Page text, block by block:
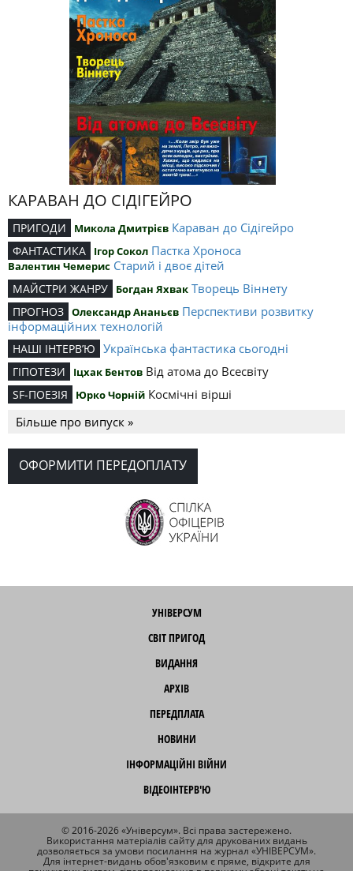
КАРАВАН ДО СІДІГЕЙРО
ПРИГОДИ Микола Дмитрієв Караван до Сідігейро
ФАНТАСТИКА Ігор Сокол Пастка Хроноса
Валентин Чемерис Старий і двоє дітей
МАЙСТРИ ЖАНРУ Богдан Яхвак Творець Віннету
ПРОГНОЗ Олександр Ананьєв Перспективи розвитку
інформаційних технологій
НАШІ ІНТЕРВ’Ю Українська фантастика сьогодні
ГІПОТЕЗИ Іцхак Бентов Від атома до Всесвіту
SF-ПОЕЗІЯ Юрко Чорній Космічні вірші
Більше про випуск »
ОФОРМИТИ ПЕРЕДОПЛАТУ
УНІВЕРСУМ
СВІТ ПРИГОД
ВИДАННЯ
АРХІВ
ПЕРЕДПЛАТА
НОВИНИ
ІНФОРМАЦІЙНІ ВІЙНИ
ВІДЕОІНТЕРВ'Ю
© 2016-2026 «Універсум». Всі права застережено.
Використання матеріалів сайту для друкованих видань
дозволяється за умови посилання на журнал «УНІВЕРСУМ».
Для інтернет-видань обов'язковим є пряме, відкрите для